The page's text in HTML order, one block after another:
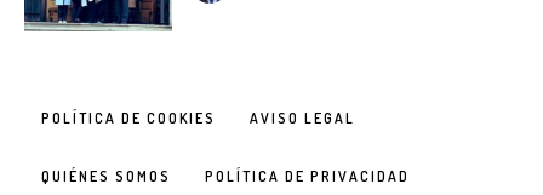
POLÍTICA DE COOKIES AVISO LEGAL
QUIÉNES SOMOS POLÍTICA DE PRIVACIDAD